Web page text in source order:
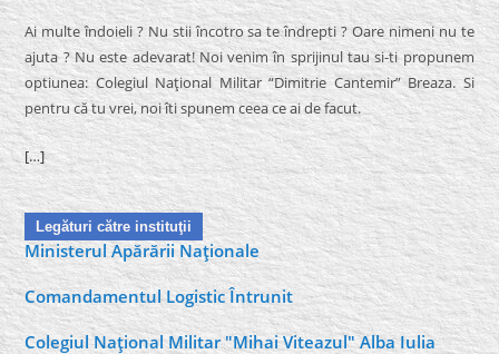
Ai multe îndoieli ? Nu stii încotro sa te îndrepti ? Oare nimeni nu te
ajuta ? Nu este adevarat! Noi venim în sprijinul tau si-ti propunem
optiunea: Colegiul Naţional Militar “Dimitrie Cantemir” Breaza. Si
pentru că tu vrei, noi îti spunem ceea ce ai de facut.
[…]
Legături către instituţii
Ministerul Apărării Naţionale
Comandamentul Logistic Întrunit
Colegiul Naţional Militar "Mihai Viteazul" Alba Iulia